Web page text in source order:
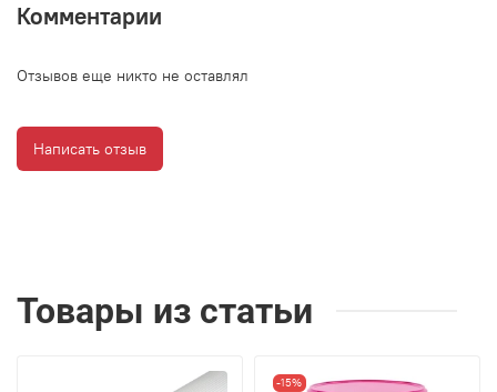
Комментарии
Отзывов еще никто не оставлял
Написать отзыв
Товары из статьи
-15%